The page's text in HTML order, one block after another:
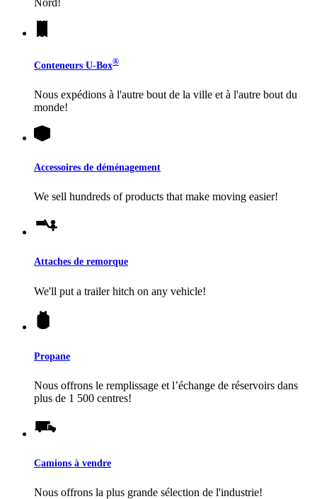
Nord!
Conteneurs U-Box®
Nous expédions à l'autre bout de la ville et à l'autre bout du
monde!
Accessoires de déménagement
We sell hundreds of products that make moving easier!
Attaches de remorque
We'll put a trailer hitch on any vehicle!
Propane
Nous offrons le remplissage et l’échange de réservoirs dans
plus de 1 500 centres!
Camions à vendre
Nous offrons la plus grande sélection de l'industrie!